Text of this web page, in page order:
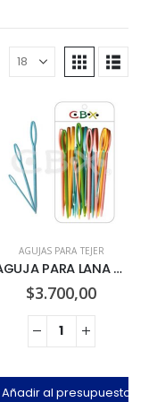
AGUJAS PARA TEJER
AGUJA PARA LANA PLÁSTICA x 60u
$3.700,00
Añadir al presupuesto